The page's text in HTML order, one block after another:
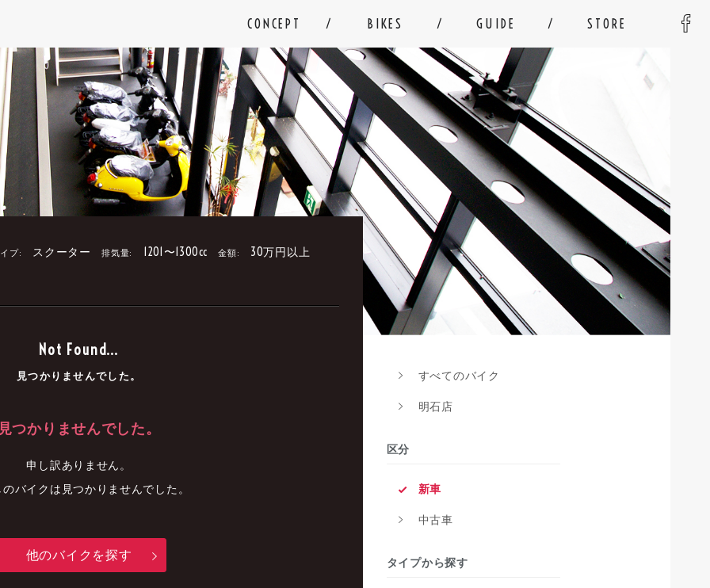
CONCEPT BIKES GUIDE STORE
プ: スクーター 排気量: 1201〜1300cc 金額: 30万円以上
Not Found...
見つかりませんでした。
見つかりませんでした。
申し訳ありません。
バイクは見つかりませんでした。
他のバイクを探す
すべてのバイク
明石店
区分
新車
中古車
タイプから探す
中古車